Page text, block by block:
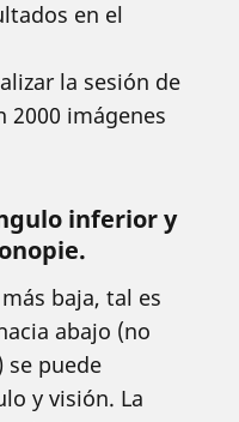
en el
la sesión de
2000 imágenes
inferior y
baja, tal es
abajo (no
se puede
y visión. La